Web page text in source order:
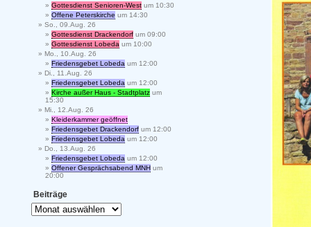
Gottesdienst Senioren-West um 10:30
Offene Peterskirche um 14:30
So., 09.Aug. 26
Gottesdienst Drackendorf um 09:00
Gottesdienst Lobeda um 10:00
Mo., 10.Aug. 26
Friedensgebet Lobeda um 12:00
Di., 11.Aug. 26
Friedensgebet Lobeda um 12:00
Kirche außer Haus - Stadtplatz um
15:30
Mi., 12.Aug. 26
Kleiderkammer geöffnet
Friedensgebet Drackendorf um 12:00
Friedensgebet Lobeda um 12:00
Do., 13.Aug. 26
Friedensgebet Lobeda um 12:00
Offener Gesprächsabend MNH um
20:00
Beiträge